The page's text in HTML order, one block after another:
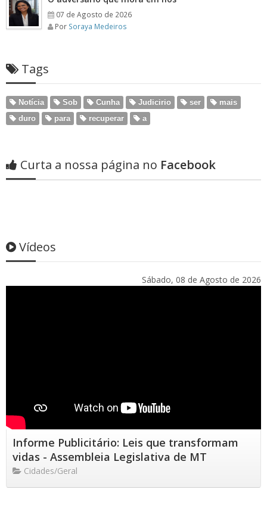
07 de Agosto de 2026
Por Soraya Medeiros
Tags
Notícia Sob Cunha Judicirio ser
mais
duro
para recuperar a
Curta a nossa página no Facebook
Vídeos
Sábado, 08 de Agosto de 2026
Informe Publicitário: Leis que transformam
vidas - Assembleia Legislativa de MT
Cidades/Geral